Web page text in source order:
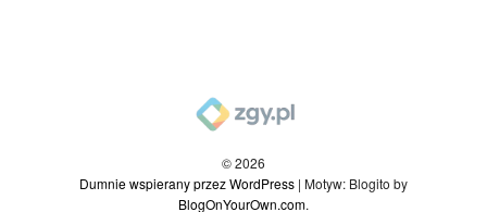
© 2026
Dumnie wspierany przez WordPress | Motyw: Blogito by
BlogOnYourOwn.com.